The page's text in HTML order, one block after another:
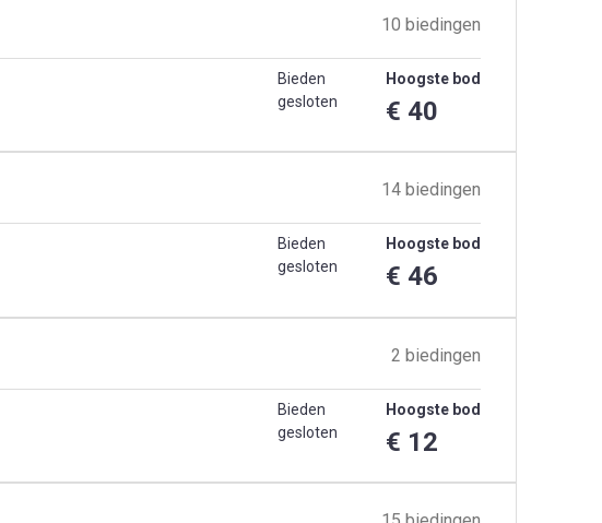
10 biedingen
Bieden
gesloten
Hoogste bod
€ 40
14 biedingen
Bieden
gesloten
Hoogste bod
€ 46
2 biedingen
Bieden
gesloten
Hoogste bod
€ 12